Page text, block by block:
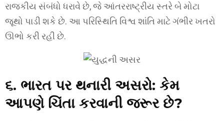
રાજકીય સંબંધો ધરાવે છે, જે આંતરરાષ્ટ્રીય સ્તરે બે મોટા
જૂથો પાડી શકે છે. આ પરિસ્થિતિ વિશ્વ શાંતિ માટે ગંભીર ખતરો
ઊભો કરી રહી છે.
૬. ભારત પર થનારી અસરો: કેમ
આપણે ચિંતા કરવાની જરૂર છે?